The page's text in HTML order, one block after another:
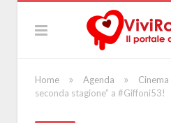
Home » Agenda » Cinema
seconda stagione” a #Giffoni53!